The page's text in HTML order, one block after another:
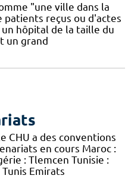
"une ville dans la
patients reçus ou d'actes
hôpital de la taille du
un grand
CHU a des conventions
en cours Maroc :
: Tlemcen Tunisie :
Emirats